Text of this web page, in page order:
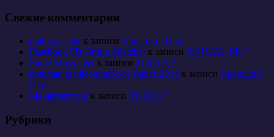
Свежие комментарии
polo pas cherк записи Крокодил Гена
Facebook FB Group Snatcherк записи ANIMAL-PR *
Sudie Mosmeyerк записи TOOLS *
nouveau maillot equipe de france 2013 к записи Крокодил
Гена
Maklerzentrum к записи TOOLS *
Рубрики